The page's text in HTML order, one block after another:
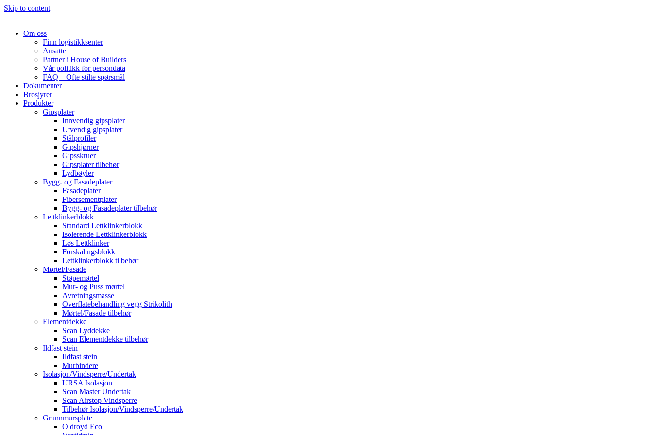
Skip to content
Om oss
Finn logistikksenter
Ansatte
Partner i House of Builders
Vår politikk for persondata
FAQ – Ofte stilte spørsmål
Dokumenter
Brosjyrer
Produkter
Gipsplater
Innvendig gipsplater
Utvendig gipsplater
Stålprofiler
Gipshjørner
Gipsskruer
Gipsplater tilbehør
Lydbøyler
Bygg- og Fasadeplater
Fasadeplater
Fibersementplater
Bygg- og Fasadeplater tilbehør
Lettklinkerblokk
Standard Lettklinkerblokk
Isolerende Lettklinkerblokk
Løs Lettklinker
Forskalingsblokk
Lettklinkerblokk tilbehør
Mørtel/Fasade
Støpemørtel
Mur- og Puss mørtel
Avretningsmasse
Overflatebehandling vegg Strikolith
Mørtel/Fasade tilbehør
Elementdekke
Scan Lyddekke
Scan Elementdekke tilbehør
Ildfast stein
Ildfast stein
Murbindere
Isolasjon/Vindsperre/Undertak
URSA Isolasjon
Scan Master Undertak
Scan Airstop Vindsperre
Tilbehør Isolasjon/Vindsperre/Undertak
Grunnmursplate
Oldroyd Eco